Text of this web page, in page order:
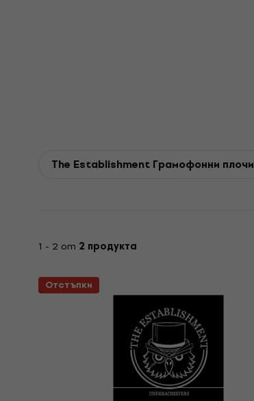
The Establishment Грамофонни плочи
1 - 2 от 2 продукта
Отстъпки